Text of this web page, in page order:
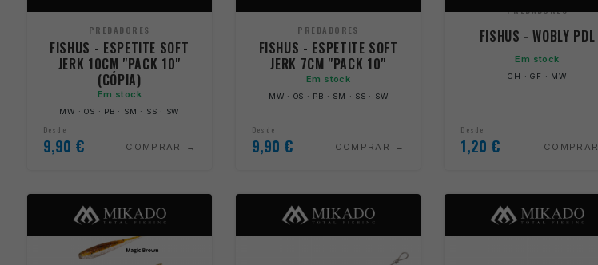
PREDADORES
FISHUS - ESPETITE SOFT
JERK 10CM "PACK 10"
(CÓPIA)
Em stock
MW · OS · PB · SM · SS · SW
Desde
9,90 € COMPRAR
PREDADORES
FISHUS - ESPETITE SOFT
JERK 7CM "PACK 10"
Em stock
MW · OS · PB · SM · SS · SW
Desde
9,90 € COMPRAR
PREDADORES
FISHUS - WOBLY PDL
Em stock
CH · GF · MW
Desde
1,20 € COMPRAR